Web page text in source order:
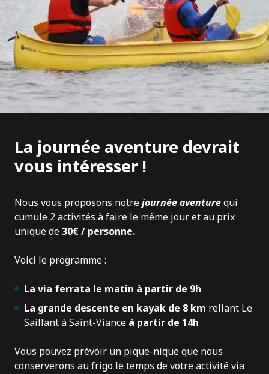
La journée aventure devrait
vous intéresser !
Nous vous proposons notrejournée aventurequi
cumule 2 activités à faire le même jour et au prix
unique de30€ / personne.
Voici le programme :
La via ferrata le matin à partir de 9h
La grande descente en kayak de 8 km reliant Le
Saillant à Saint-Viance à partir de 14h
Vous pouvez prévoir un pique-nique que nous
conserverons au frigo le temps de votre activité via